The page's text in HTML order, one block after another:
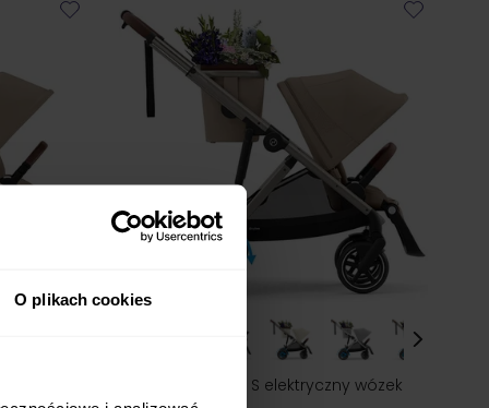
O plikach cookies
Cybex E-GAZELLE S elektryczny wózek